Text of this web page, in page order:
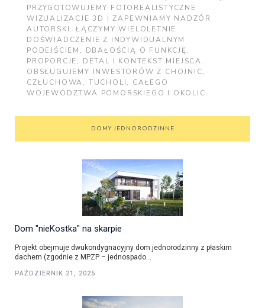
PRZYGOTOWUJEMY FOTOREALISTYCZNE
WIZUALIZACJE 3D I ZAPEWNIAMY NADZÓR
AUTORSKI. ŁĄCZYMY WIELOLETNIE
DOŚWIADCZENIE Z INDYWIDUALNYM
PODEJŚCIEM, DBAŁOŚCIĄ O FUNKCJĘ,
PROPORCJE, DETAL I KONTEKST MIEJSCA.
OBSŁUGUJEMY INWESTORÓW Z CHOJNIC,
CZŁUCHOWA, TUCHOLI, CAŁEGO
WOJEWÓDZTWA POMORSKIEGO I OKOLIC.
DOMY JEDNORODZINNE
Dom "nieKostka" na skarpie
Projekt obejmuje dwukondygnacyjny dom jednorodzinny z płaskim
dachem (zgodnie z MPZP – jednospado...
PAŹDZIERNIK 21, 2025